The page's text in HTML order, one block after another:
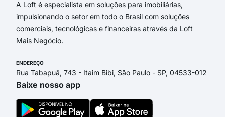
A Loft é especialista em soluções para imobiliárias,
impulsionando o setor em todo o Brasil com soluções
comerciais, tecnológicas e financeiras através da Loft
Mais Negócio.
ENDEREÇO
Rua Tabapuã, 743 - Itaim Bibi, São Paulo - SP, 04533-012
Baixe nosso app